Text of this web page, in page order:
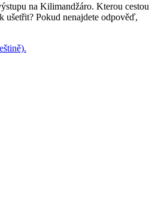
na Kilimandžáro. Kterou cestou
ušetřit? Pokud nenajdete odpověď,